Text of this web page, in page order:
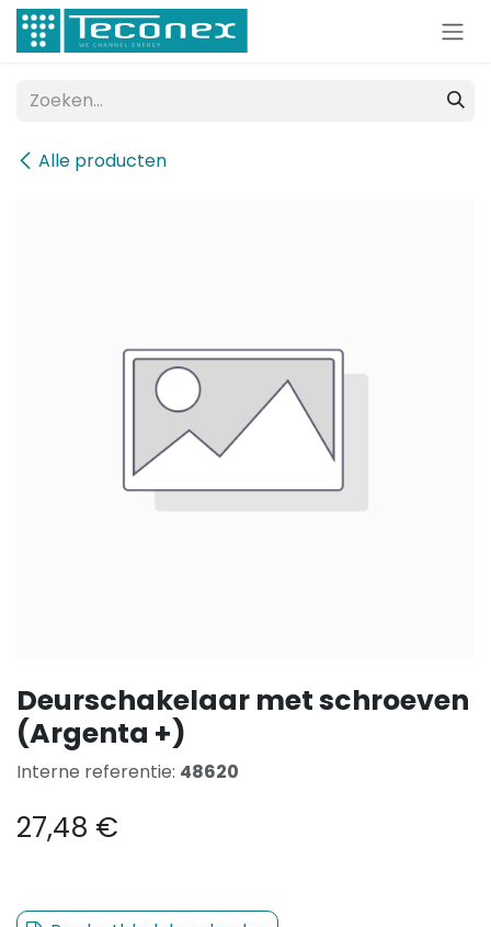
Overslaan naar inhoud
Alle producten
Deurschakelaar met schroeven
(Argenta +)
Interne referentie: 48620
27,48 €